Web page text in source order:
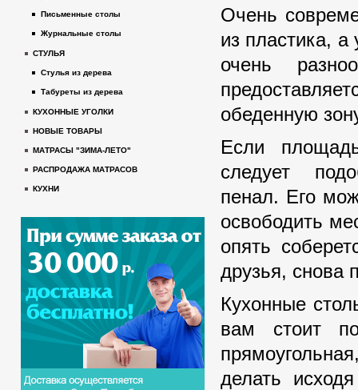
Очень
из пластика,
очень
обеденную
Если
следует
пенал. Его
освободить
опять
друзья, снова
Кухонные
вам стоит
делать
Письменные столы
Журнальные столы
СТУЛЬЯ
Стулья из дерева
Табуреты из дерева
КУХОННЫЕ УГОЛКИ
НОВЫЕ ТОВАРЫ
МАТРАСЫ "ЗИМА-ЛЕТО"
РАСПРОДАЖА МАТРАСОВ
КУХНИ